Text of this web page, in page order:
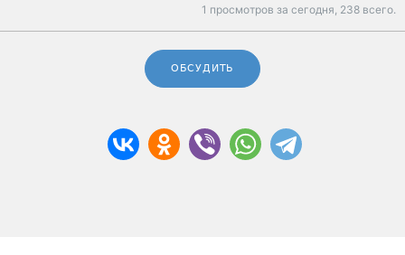
1 просмотров за сегодня, 238 всего.
ОБСУДИТЬ